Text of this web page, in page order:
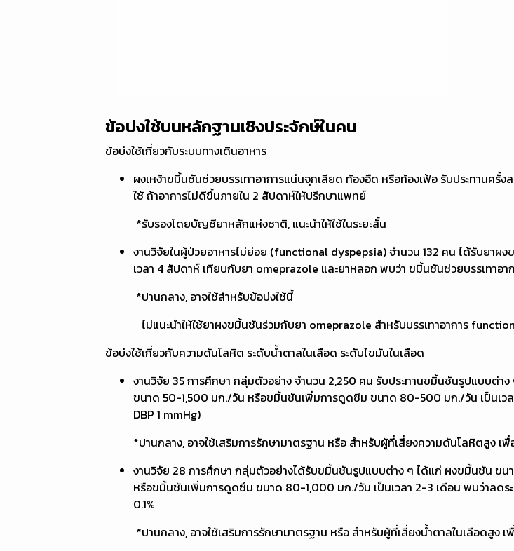
ข้อบ่งใช้บนหลักฐานเชิงประจักษ์ในคน
ข้อบ่งใช้เกี่ยวกับระบบทางเดินอาหาร
ผงเหง้าขมิ้นชันช่วยบรรเทาอาการแน่นจุกเสียด ท้องอืด หรือท้องเฟ้อ รับประทานครั้
ใช้ ถ้าอาการไม่ดีขึ้นภายใน 2 สัปดาห์ให้ปรึกษาแพทย์
*รับรองโดยบัญชียาหลักแห่งชาติ, แนะนำให้ใช้ในระยะสั้น
งานวิจัยในผู้ป่วยอาหารไม่ย่อย (functional dyspepsia) จำนวน 132 คน ได้รับยา
เวลา 4 สัปดาห์ เทียบกับยา omeprazole และยาหลอก พบว่า ขมิ้นชันช่วยบรรเทาอ
*ปานกลาง, อาจใช้สำหรับข้อบ่งใช้นี้
ไม่แนะนำให้ใช้ยาผงขมิ้นชันร่วมกับยา omeprazole สำหรับบรรเทาอาการ
ข้อบ่งใช้เกี่ยวกับความดันโลหิต ระดับน้ำตาลในเลือด ระดับไขมันในเลือด
งานวิจัย 35 การศึกษา กลุ่มตัวอย่าง จำนวน 2,250 คน รับประทานขมิ้นชันรูปแบบ
ขนาด 50-1,500 มก./วัน หรือขมิ้นชันเพิ่มการดูดซึม ขนาด 80-500 มก./วัน เป็นเว
DBP 1 mmHg)
*ปานกลาง, อาจใช้เสริมการรักษามาตรฐาน หรือ สำหรับผู้ที่เสี่ยงความดันโลหิตสูง เพื่
งานวิจัย 28 การศึกษา กลุ่มตัวอย่างได้รับขมิ้นชันรูปแบบต่าง ๆ ได้แก่ ผงขมิ้นชัน
หรือขมิ้นชันเพิ่มการดูดซึม ขนาด 80-1,000 มก./วัน เป็นเวลา 2-3 เดือน พบว่าลดร
0.1%
*ปานกลาง, อาจใช้เสริมการรักษามาตรฐาน หรือ สำหรับผู้ที่เสี่ยงน้ำตาลในเลือดสูง เพื่